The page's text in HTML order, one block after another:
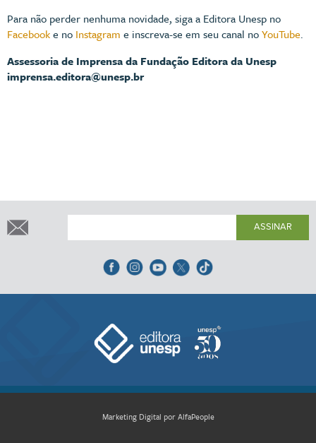
Para não perder nenhuma novidade, siga a Editora Unesp no
Facebooke no Instagram e inscreva-se em seu canal noYouTube.
Assessoria de Imprensa da Fundação Editora da Unesp
imprensa.editora@unesp.br
ASSINAR
Marketing Digital por AlfaPeople